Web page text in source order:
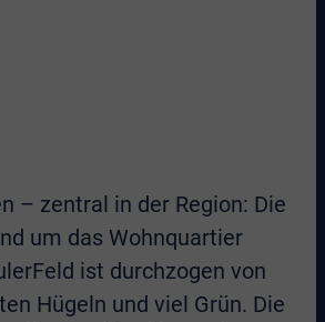
– zentral in der Region: Die
um das Wohnquartier
ist durchzogen von
Hügeln und viel Grün. Die